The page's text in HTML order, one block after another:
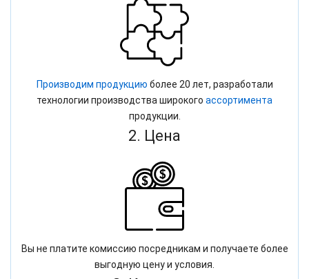
Производим продукцию более 20 лет, разработали
технологии производства широкого ассортимента
продукции.
2. Цена
Вы не платите комиссию посредникам и получаете более
выгодную цену и условия.